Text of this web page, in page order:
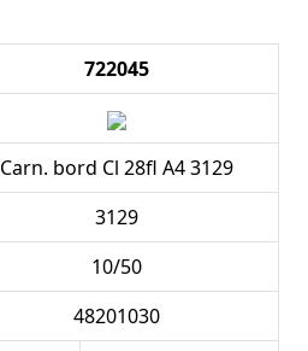
722045
Carn. bord Cl 28fl A4 3129
3129
10/50
48201030